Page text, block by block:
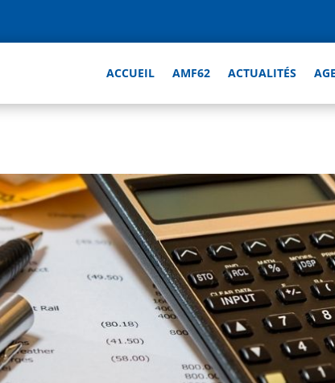
ACCUEIL AMF62 ACTUALITÉS